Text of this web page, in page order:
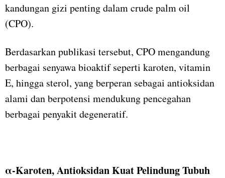
kandungan gizi penting dalam crude palm oil
(CPO).
Berdasarkan publikasi tersebut, CPO mengandung
berbagai senyawa bioaktif seperti karoten, vitamin
E, hingga sterol, yang berperan sebagai antioksidan
alami dan berpotensi mendukung pencegahan
berbagai penyakit degeneratif.
α-Karoten, Antioksidan Kuat Pelindung Tubuh